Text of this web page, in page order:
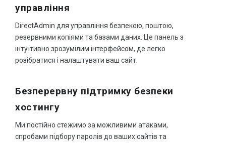
управління
DirectAdmin для управління безпекою, поштою,
резервними копіями та базами даних. Це панель з
інтуїтивно зрозумілим інтерфейсом, де легко
розібратися і налаштувати ваш сайт.
Безперервну підтримку безпеки
хостингу
Ми постійно стежимо за можливими атаками,
спробами підбору паролів до ваших сайтів та